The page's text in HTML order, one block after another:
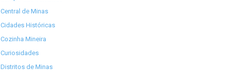
Central de Minas
Cidades Históricas
Cozinha Mineira
Curiosidades
Distritos de Minas